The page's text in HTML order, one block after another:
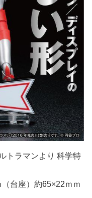
トラマンより 科学特
台座）約65×22ｍｍ